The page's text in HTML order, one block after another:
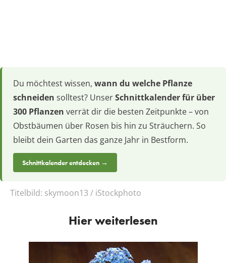
Du möchtest wissen, wann du welche Pflanze
schneiden solltest? UnserSchnittkalender für über
300 Pflanzen verrät dir die besten Zeitpunkte – von
Obstbäumen über Rosen bis hin zu Sträuchern. So
bleibt dein Garten das ganze Jahr in Bestform.
Schnittkalender entdecken →
Titelbild: skymoon13 / iStockphoto
Hier weiterlesen